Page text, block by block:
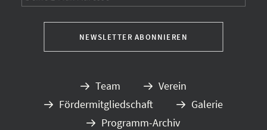
Team
Verein
Fördermitgliedschaft
Galerie
Programm-Archiv